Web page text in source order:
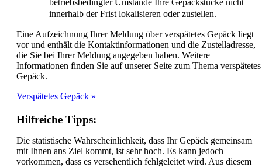
betriebsbedingter Umstände Ihre Gepäckstücke nicht
innerhalb der Frist lokalisieren oder zustellen.
Eine Aufzeichnung Ihrer Meldung über verspätetes Gepäck liegt
vor und enthält die Kontaktinformationen und die Zustelladresse,
die Sie bei Ihrer Meldung angegeben haben. Weitere
Informationen finden Sie auf unserer Seite zum Thema verspätetes
Gepäck.
Verspätetes Gepäck
Hilfreiche Tipps:
Die statistische Wahrscheinlichkeit, dass Ihr Gepäck gemeinsam
mit Ihnen ans Ziel kommt, ist sehr hoch. Es kann jedoch
vorkommen, dass es versehentlich fehlgeleitet wird. Aus diesem